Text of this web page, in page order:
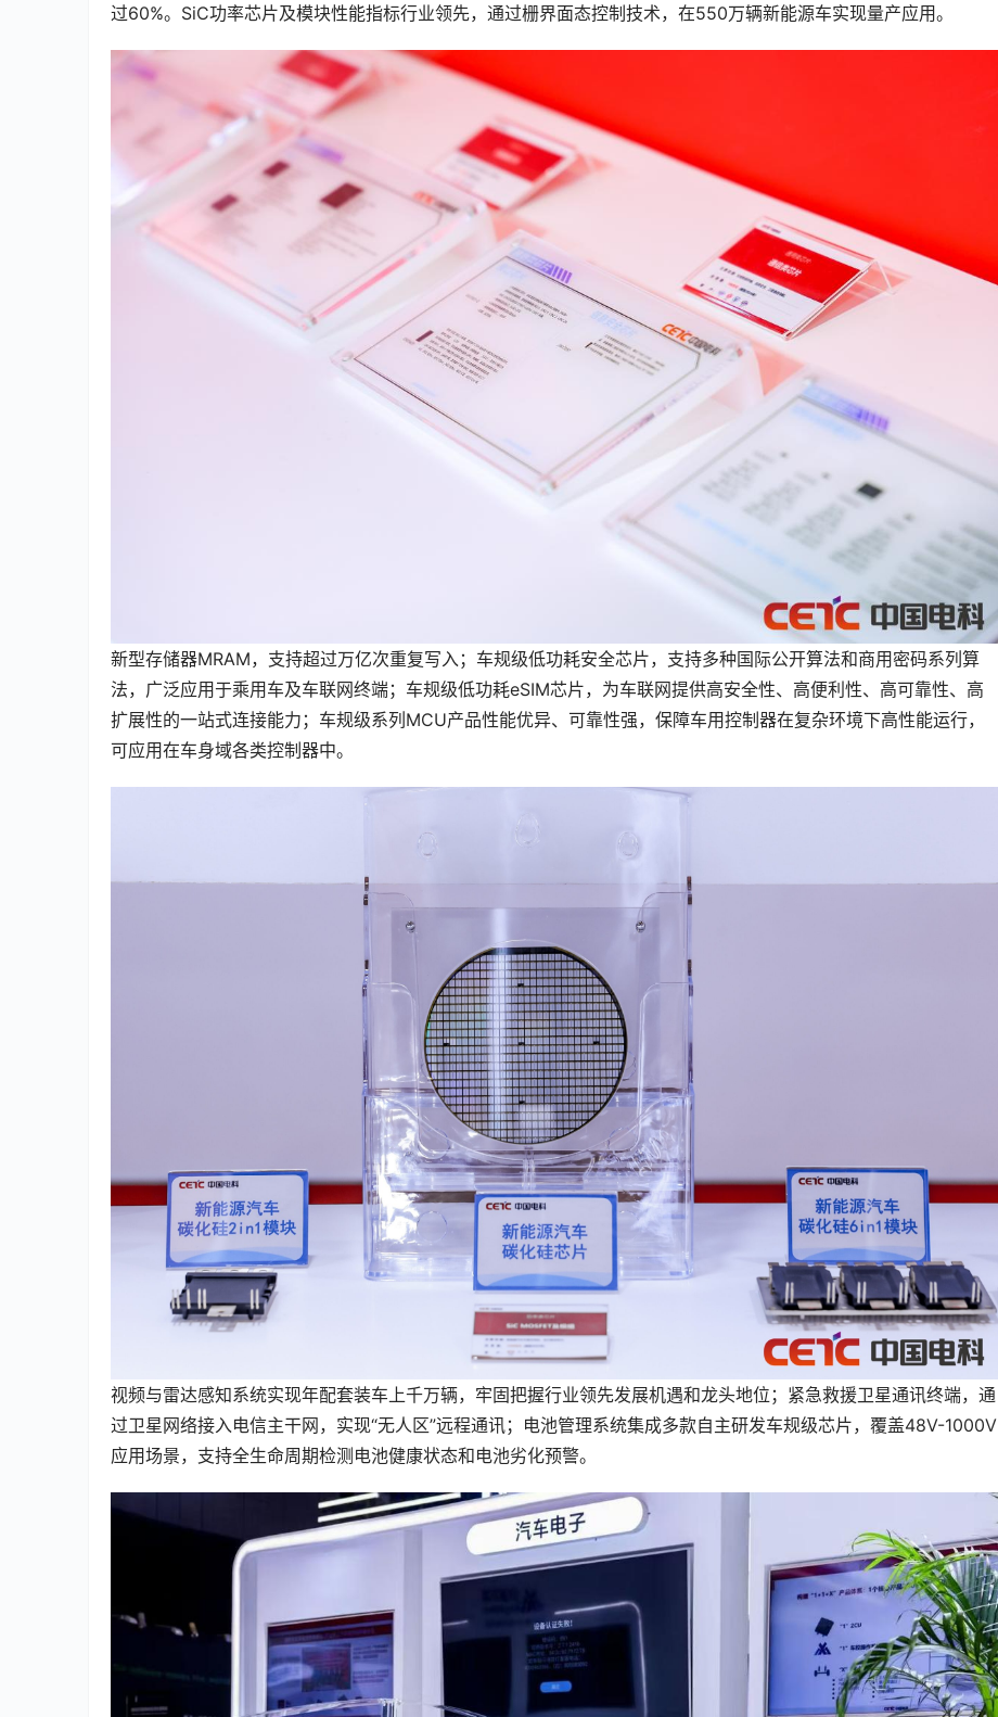
过60%。SiC功率芯片及模块性能指标行业领先，通过栅界面态控制技术，在550万辆新能源车实现量产应用。
新型存储器MRAM，支持超过万亿次重复写入；车规级低功耗安全芯片，支持多种国际公开算法和商用密码系列算
法，广泛应用于乘用车及车联网终端；车规级低功耗eSIM芯片，为车联网提供高安全性、高便利性、高可靠性、高
扩展性的一站式连接能力；车规级系列MCU产品性能优异、可靠性强，保障车用控制器在复杂环境下高性能运行，
可应用在车身域各类控制器中。
视频与雷达感知系统实现年配套装车上千万辆，牢固把握行业领先发展机遇和龙头地位；紧急救援卫星通讯终端，通
过卫星网络接入电信主干网，实现“无人区”远程通讯；电池管理系统集成多款自主研发车规级芯片，覆盖48V-1000V
应用场景，支持全生命周期检测电池健康状态和电池劣化预警。